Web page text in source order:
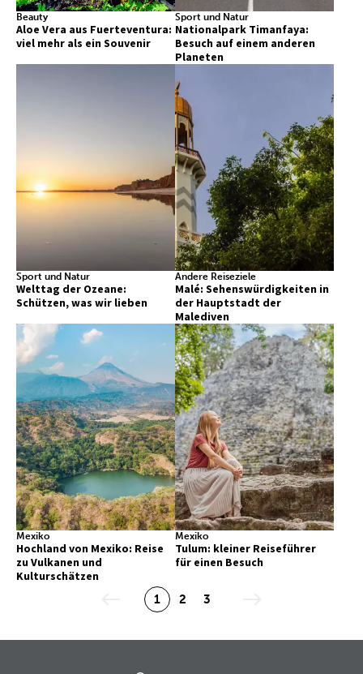
Beauty
Aloe Vera aus Fuerteventura:
viel mehr als ein Souvenir
Sport und Natur
Nationalpark Timanfaya:
Besuch auf einem anderen
Planeten
Sport und Natur
Welttag der Ozeane:
Schützen, was wir lieben
Andere Reiseziele
Malé: Sehenswürdigkeiten in
der Hauptstadt der
Malediven
Mexiko
Hochland von Mexiko: Reise
zu Vulkanen und
Kulturschätzen
Mexiko
Tulum: kleiner Reiseführer
für einen Besuch
1 2 3